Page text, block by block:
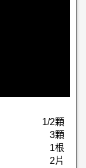
1/2顆
3顆
1根
2片